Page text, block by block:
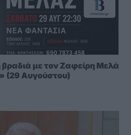
με τον Ζαφείρη Μελά
(29 Αυγούστου)